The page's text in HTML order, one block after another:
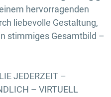
hervorragenden
liebevolle Gestaltung,
stimmiges Gesamtbild –
JEDERZEIT –
– VIRTUELL